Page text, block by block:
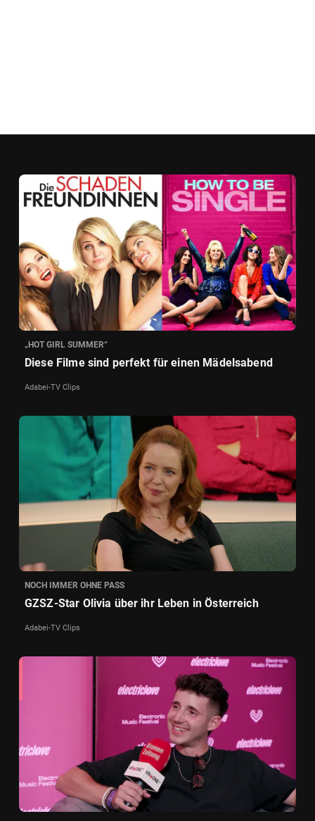
„HOT GIRL SUMMER“
Diese Filme sind perfekt für einen Mädelsabend
Adabei-TV Clips
NOCH IMMER OHNE PASS
GZSZ-Star Olivia über ihr Leben in Österreich
Adabei-TV Clips